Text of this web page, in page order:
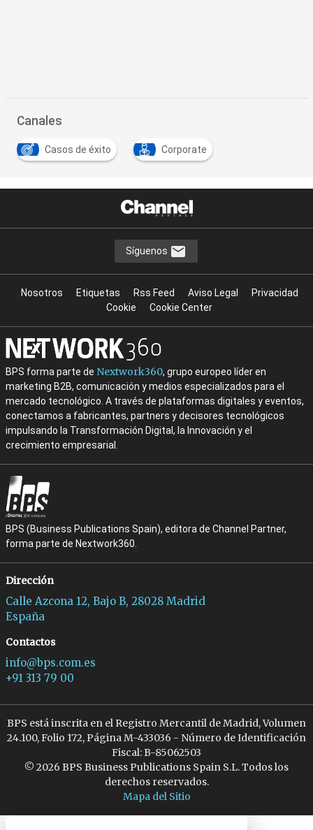
Canales
Casos de éxito Corporate
Síguenos
Nosotros Etiquetas Rss Feed Aviso Legal
Privacidad
Cookie
Cookie Center
BPS forma parte de Nextwork360, grupo europeo líder en
marketing B2B, comunicación y medios especializados para el
mercado tecnológico. A través de plataformas digitales y eventos,
conectamos a fabricantes, partners y decisores tecnológicos
impulsando la Transformación Digital, la Innovación y el
crecimiento empresarial.
BPS (Business Publications Spain), editora de Channel Partner,
forma parte de Nextwork360.
Dirección
Calle Azcona 12, Bajo B, 28028 Madrid
España
Contactos
info@bps.com.es
+91 313 79 00
BPS está inscrita en el Registro Mercantil de Madrid, Volumen
24.100, Folio 172, Página M-433036 - Número de Identificación
Fiscal: B-85062503
© 2026 BPS Business Publications Spain S.L. Todos los
derechos reservados.
Mapa del Sitio